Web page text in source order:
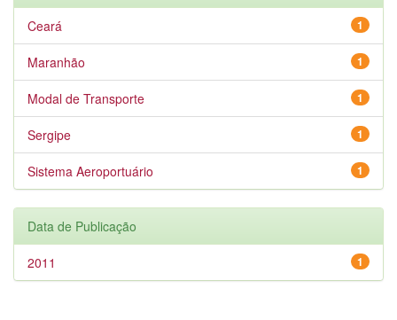
1
Ceará
1
Maranhão
1
Modal de Transporte
1
Sergipe
1
Sistema Aeroportuário
Data de Publicação
1
2011